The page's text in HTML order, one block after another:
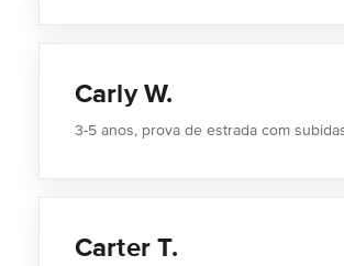
Carly W.
3-5 anos, prova de estrada com
Carter T.